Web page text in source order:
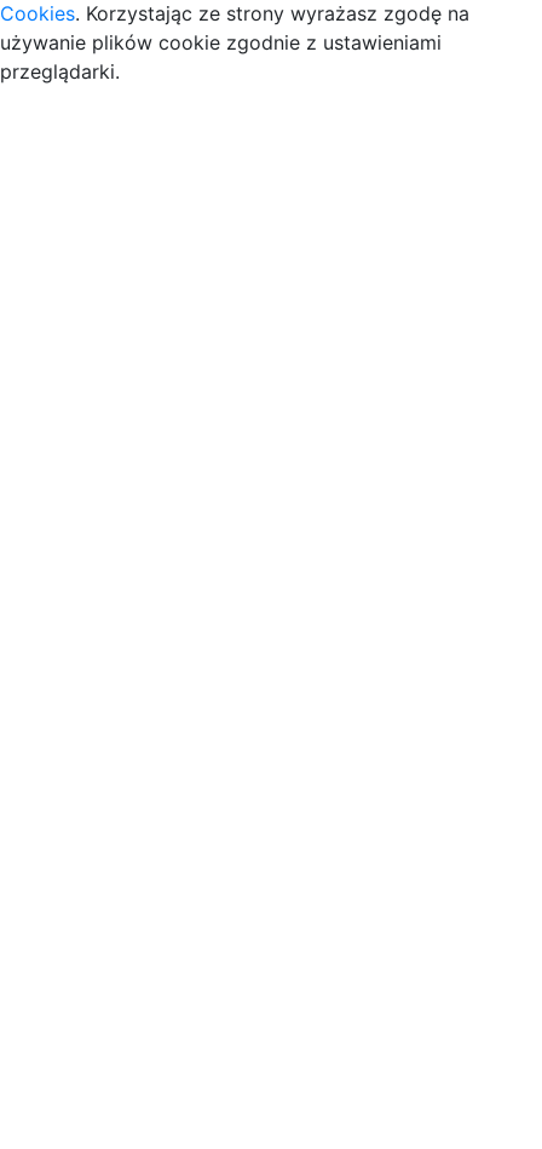
Cookies. Korzystając ze strony wyrażasz zgodę na
używanie plików cookie zgodnie z ustawieniami
przeglądarki.